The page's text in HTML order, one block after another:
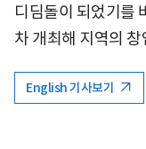
디딤돌이 되었기를
차 개최해 지역의
English 기사보기